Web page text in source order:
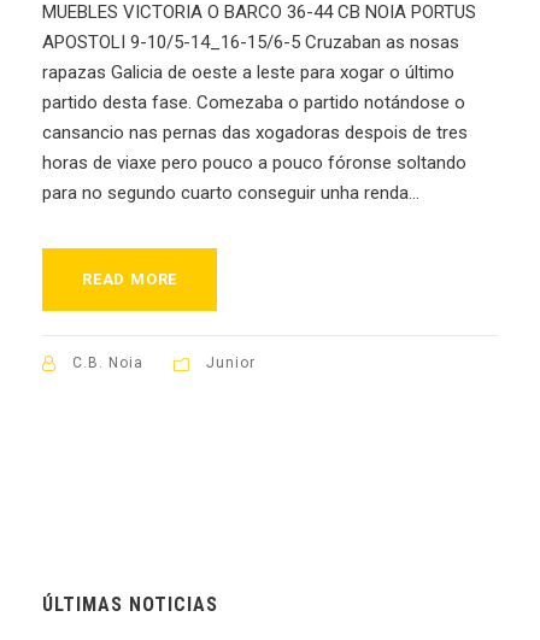
MUEBLES VICTORIA O BARCO 36-44 CB NOIA PORTUS
APOSTOLI 9-10/5-14_16-15/6-5 Cruzaban as nosas
rapazas Galicia de oeste a leste para xogar o último
partido desta fase. Comezaba o partido notándose o
cansancio nas pernas das xogadoras despois de tres
horas de viaxe pero pouco a pouco fóronse soltando
para no segundo cuarto conseguir unha renda...
READ MORE
C.B. Noia Junior
ÚLTIMAS NOTICIAS